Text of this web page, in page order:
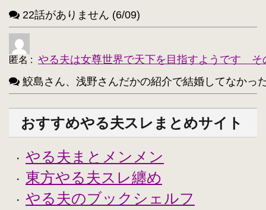
22話がありません (6/09)
匿名 : やる夫は女尊世界で天下を目指すようです そ
鮫島さん、浅野さんだかの紹介で結婚してなかっ
おすすめやる夫スレまとめサイト
・ やる夫まとメンメン
・ 東方やる夫スレ纏め
・ やる夫のブックシェルフ